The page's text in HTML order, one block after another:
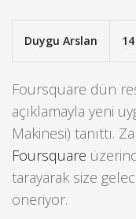
Duygu Arslan
Foursquare dün
açıklamayla yeni
Makinesi) tanıttı.
Foursquare
tarayarak size
öneriyor.